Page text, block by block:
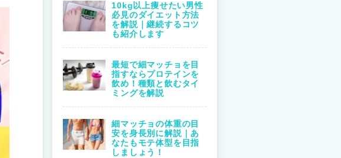
10kg以上痩せたい男性
必見のダイエット方法
を解説｜継続するコツ
も紹介します
最短で細マッチョを目
指すならプロテインを
飲め！種類と飲むタイ
ミングを解説
細マッチョの体重の目
安を身長別に解説｜あ
なたもモテ体型を目指
しましょう！